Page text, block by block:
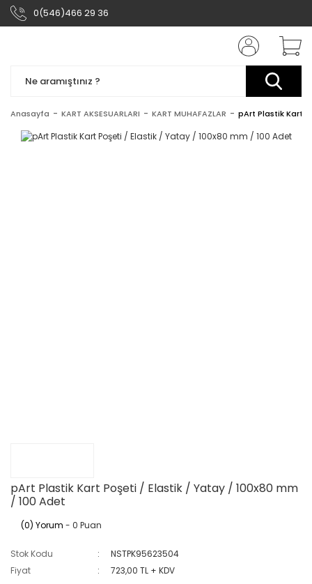
0(546)466 29 36
Anasayfa KART AKSESUARLARI KART MUHAFAZLAR pArt Plastik Kart
pArt Plastik Kart Poşeti / Elastik / Yatay / 100x80 mm
/ 100 Adet
(0) Yorum - 0 Puan
Stok Kodu
NSTPK95623504
Fiyat
723,00 TL + KDV